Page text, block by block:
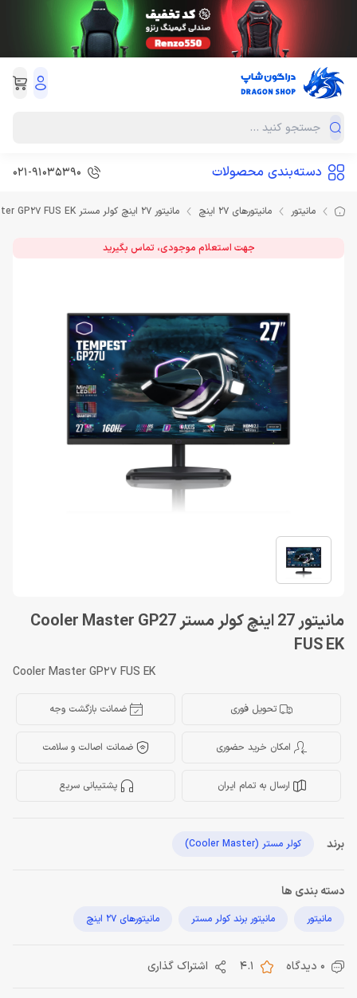
دسته‌بندی محصولات 021-91035390
مانیتور مانیتورهای 27 اینچ مانیتور 27 اینچ کولر مستر Cooler Master GP27 FUS EK
جهت استعلام موجودی، تماس بگیرید
مانیتور 27 اینچ کولر مستر Cooler Master GP27
FUS EK
Cooler Master GP27 FUS EK
تحویل فوری ضمانت بازگشت وجه
امکان خرید حضوری ضمانت اصالت و سلامت
ارسال به تمام ایران پشتیبانی سریع
برند کولر مستر (Cooler Master)
دسته بندی ها
مانیتور مانیتور برند کولر مستر مانیتورهای 27 اینچ
0 دیدگاه 4.1 اشتراک گذاری